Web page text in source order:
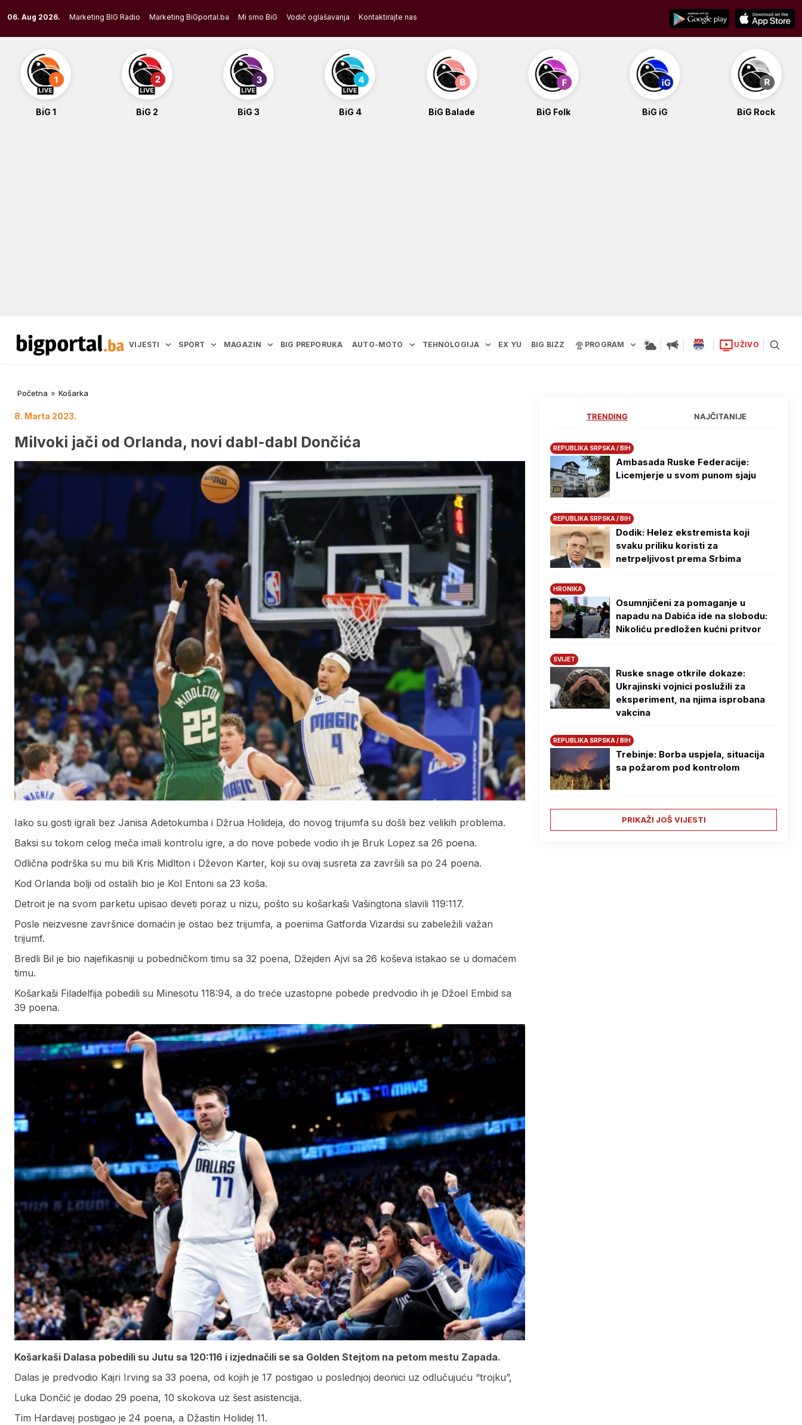
to
content
06. Aug 2026. Marketing BIG Radio Marketing BiGportal.ba Mi smo BiG Vodič oglašavanja Kontaktirajte nas
BiG 1 BiG 2 BiG 3 BiG 4 BiG Balade BiG Folk BiG iG BiG Rock
VIJESTI SPORT MAGAZIN BIG PREPORUKA AUTO-MOTO TEHNOLOGIJA EX YU BIG BIZZ PROGRAM UŽIVO
Početna » Košarka
8. Marta 2023.
Milvoki jači od Orlanda, novi dabl-dabl Dončića
Iako su gosti igrali bez Janisa Adetokumba i Džrua Holideja, do novog trijumfa su došli bez velikih problema.
Baksi su tokom celog meča imali kontrolu igre, a do nove pobede vodio ih je Bruk Lopez sa 26 poena.
Odlična podrška su mu bili Kris Midlton i Dževon Karter, koji su ovaj susreta za završili sa po 24 poena.
Kod Orlanda bolji od ostalih bio je Kol Entoni sa 23 koša.
Detroit je na svom parketu upisao deveti poraz u nizu, pošto su košarkaši Vašingtona slavili 119:117.
Posle neizvesne završnice domaćin je ostao bez trijumfa, a poenima Gatforda Vizardsi su zabeležili važan
trijumf.
Bredli Bil je bio najefikasniji u pobedničkom timu sa 32 poena, Džejden Ajvi sa 26 koševa istakao se u domaćem
timu.
Košarkaši Filadelfija pobedili su Minesotu 118:94, a do treće uzastopne pobede predvodio ih je Džoel Embid sa
39 poena.
Košarkaši Dalasa pobedili su Jutu sa 120:116 i izjednačili se sa Golden Stejtom na petom mestu Zapada.
Dalas je predvodio Kajri Irving sa 33 poena, od kojih je 17 postigao u poslednjoj deonici uz odlučujuću “trojku”,
Luka Dončić je dodao 29 poena, 10 skokova uz šest asistencija.
Tim Hardavej postigao je 24 poena, a Džastin Holidej 11.
TRENDING NAJČITANIJE
REPUBLIKA SRPSKA / BIH
Ambasada Ruske Federacije:
Licemjerje u svom punom sjaju
REPUBLIKA SRPSKA / BIH
Dodik: Helez ekstremista koji
svaku priliku koristi za
netrpeljivost prema Srbima
HRONIKA
Osumnjičeni za pomaganje u
napadu na Dabića ide na slobodu:
Nikoliću predložen kućni pritvor
SVIJET
Ruske snage otkrile dokaze:
Ukrajinski vojnici poslužili za
eksperiment, na njima isprobana
vakcina
REPUBLIKA SRPSKA / BIH
Trebinje: Borba uspjela, situacija
sa požarom pod kontrolom
PRIKAŽI JOŠ VIJESTI